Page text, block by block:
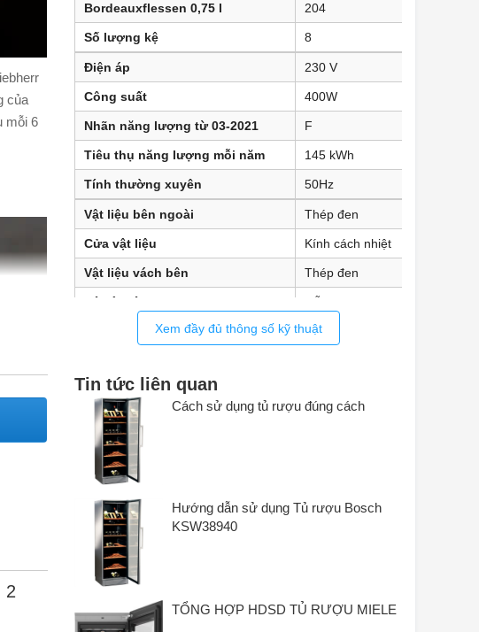
của
mỗi 6
này
2
Bordeauxflessen 0,75 l 204
Số lượng kệ 8
Điện áp 230 V
Công suất 400W
Nhãn năng lượng từ 03-2021 F
Tiêu thụ năng lượng mỗi năm 145 kWh
Tính thường xuyên 50Hz
Vật liệu bên ngoài Thép đen
Cửa vật liệu Kính cách nhiệt
Vật liệu vách bên Thép đen
Kệ vật liệu Gỗ
Thép đen
Xem đầy đủ thông số kỹ thuật
Tin tức liên quan
Cách sử dụng tủ rượu đúng cách
Hướng dẫn sử dụng Tủ rượu Bosch
KSW38940
TỔNG HỢP HDSD TỦ RƯỢU MIELE